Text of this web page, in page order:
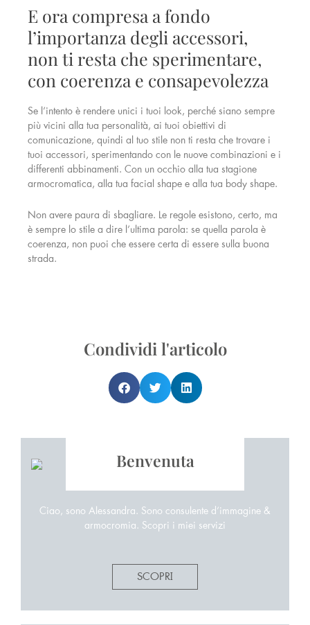
E ora compresa a fondo
l’importanza degli accessori,
non ti resta che sperimentare,
con coerenza e consapevolezza
Se l’intento è rendere unici i tuoi look, perché siano sempre
più vicini alla tua personalità, ai tuoi obiettivi di
comunicazione, quindi al tuo stile non ti resta che trovare i
tuoi accessori, sperimentando con le nuove combinazioni e i
differenti abbinamenti. Con un occhio alla tua stagione
armocromatica, alla tua facial shape e alla tua body shape.
Non avere paura di sbagliare. Le regole esistono, certo, ma
è sempre lo stile a dire l’ultima parola: se quella parola è
coerenza, non puoi che essere certa di essere sulla buona
strada.
Condividi l'articolo
Benvenuta
Ciao, sono Alessandra. Sono consulente d’immagine &
armocromia. Scopri i miei servizi
SCOPRI